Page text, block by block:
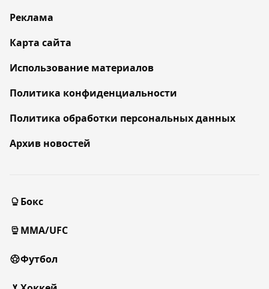
Реклама
Карта сайта
Использование материалов
Политика конфиденциальности
Политика обработки персональных данных
Архив новостей
Бокс
MMA/UFC
Футбол